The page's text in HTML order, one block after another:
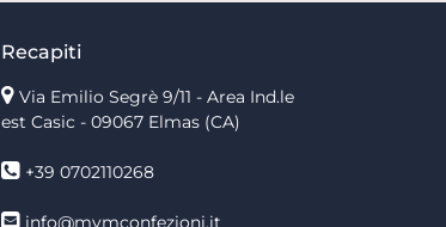
Recapiti
Via Emilio Segrè 9/11 - Area Ind.le
est Casic - 09067 Elmas (CA)
+39 0702110268
info@mvmconfezioni.it